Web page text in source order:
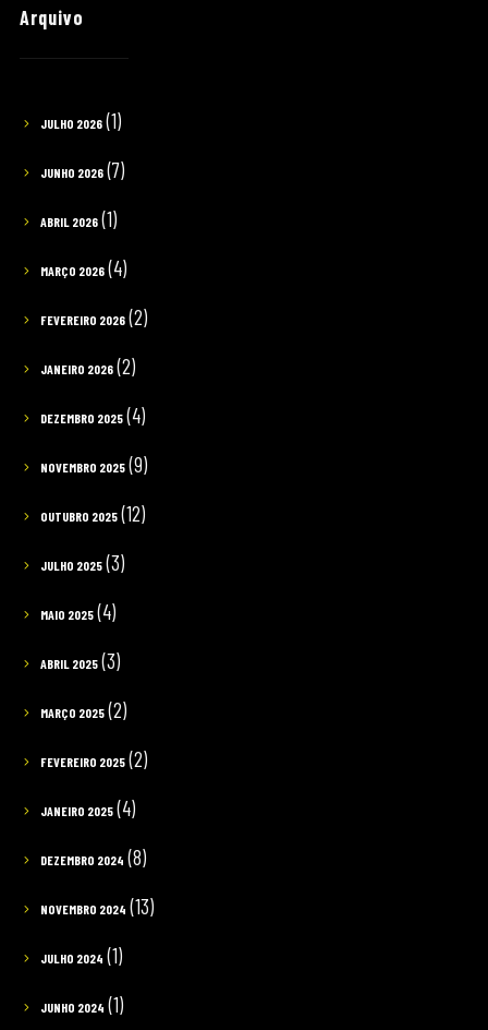
Arquivo
JULHO 2026(1)
JUNHO 2026(7)
ABRIL 2026(1)
MARÇO 2026(4)
FEVEREIRO 2026(2)
JANEIRO 2026(2)
DEZEMBRO 2025(4)
NOVEMBRO 2025(9)
OUTUBRO 2025(12)
JULHO 2025(3)
MAIO 2025(4)
ABRIL 2025(3)
MARÇO 2025(2)
FEVEREIRO 2025(2)
JANEIRO 2025(4)
DEZEMBRO 2024 (8)
NOVEMBRO 2024 (13)
JULHO 2024 (1)
JUNHO 2024 (1)